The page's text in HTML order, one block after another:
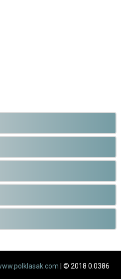
| © 2018 0.0386